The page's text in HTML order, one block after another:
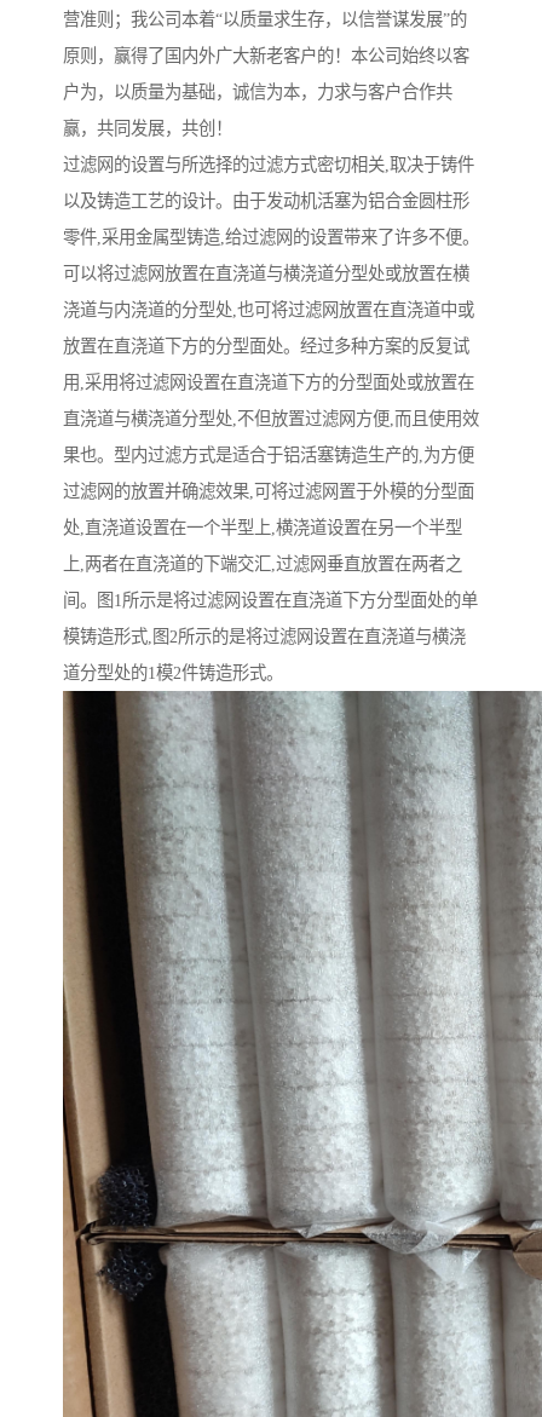
营准则；我公司本着“以质量求生存，以信誉谋发展”的
原则，赢得了国内外广大新老客户的！本公司始终以客
户为，以质量为基础，诚信为本，力求与客户合作共
赢，共同发展，共创！
过滤网的设置与所选择的过滤方式密切相关,取决于铸件
以及铸造工艺的设计。由于发动机活塞为铝合金圆柱形
零件,采用金属型铸造,给过滤网的设置带来了许多不便。
可以将过滤网放置在直浇道与横浇道分型处或放置在横
浇道与内浇道的分型处,也可将过滤网放置在直浇道中或
放置在直浇道下方的分型面处。经过多种方案的反复试
用,采用将过滤网设置在直浇道下方的分型面处或放置在
直浇道与横浇道分型处,不但放置过滤网方便,而且使用效
果也。型内过滤方式是适合于铝活塞铸造生产的,为方便
过滤网的放置并确滤效果,可将过滤网置于外模的分型面
处,直浇道设置在一个半型上,横浇道设置在另一个半型
上,两者在直浇道的下端交汇,过滤网垂直放置在两者之
间。图1所示是将过滤网设置在直浇道下方分型面处的单
模铸造形式,图2所示的是将过滤网设置在直浇道与横浇
道分型处的1模2件铸造形式。